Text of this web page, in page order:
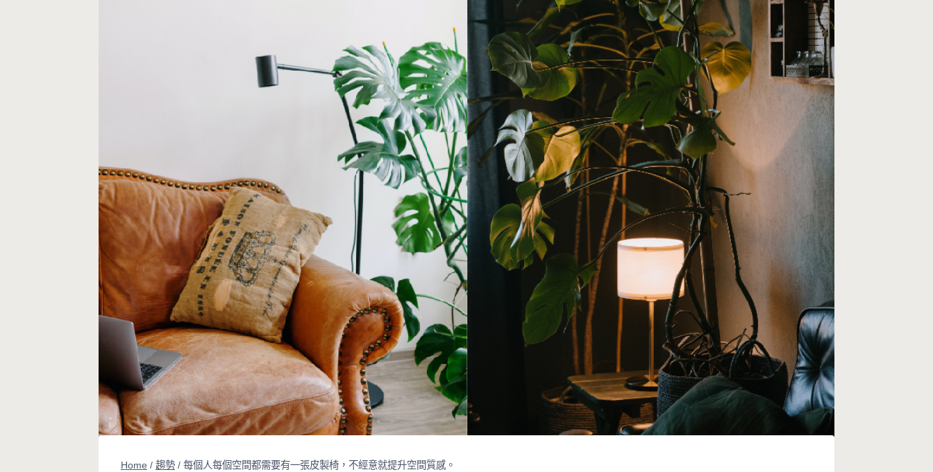
Home / 趨勢 / 每個人每個空間都需要有一張皮製椅，不經意就提升空間質感。